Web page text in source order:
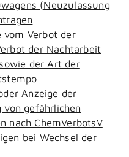
(Neuzulassung
vom Verbot der
der Nachtarbeit
der Art der
Anzeige der
gefährlichen
nach ChemVerbotsV
bei Wechsel der